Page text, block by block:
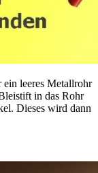
ein leeres Metallrohr
in das Rohr
Dieses wird dann